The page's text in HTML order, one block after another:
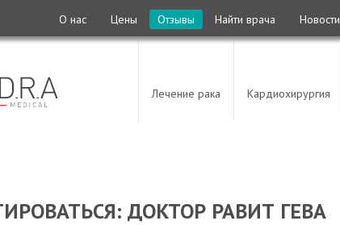
О нас Цены Отзывы Найти врача Новости
Лечение рака Кардиохирургия
ДОКТОР РАВИТ ГЕВА